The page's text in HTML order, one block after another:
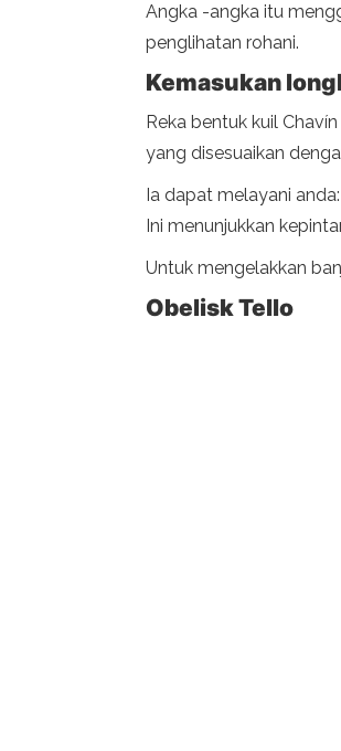
Angka -angka itu
penglihatan rohani.
Kemasukan
Reka bentuk kuil
yang disesuaikan
Ia dapat melayani
Ini menunjukkan
Untuk mengelakkan
Obelisk Tello